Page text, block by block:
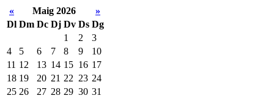
« Maig 2026
»
Dl Dm Dc Dj Dv Ds Dg
1
2
3
4
5 6 7 8 9
10
11 12 13 14 15 16 17
18 19 20 21 22 23 24
25 26 27 28 29 30 31